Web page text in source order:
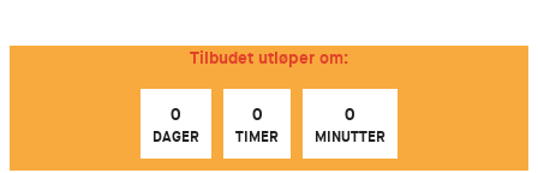
til
Tilbudet utløper om:
0
DAGER
0
TIMER
0
MINUTTER